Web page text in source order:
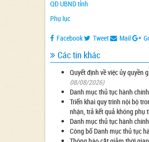
QĐ UBND tỉnh
Phụ lục
Facebook Tweet Mail
Các tin khác
Quyết định về việc ủy quyền
08/08/2026)
Danh mục thủ tục hành
Triển khai quy trình nội bộ
nhận, trả kết quả không phụ
Danh mục thủ tục hành
Công bố Danh mục thủ tục